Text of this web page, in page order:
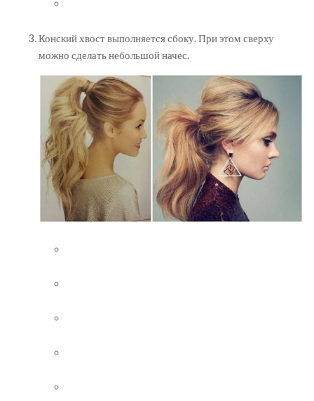
Конский хвост выполняется сбоку. При этом сверху
можно сделать небольшой начес.